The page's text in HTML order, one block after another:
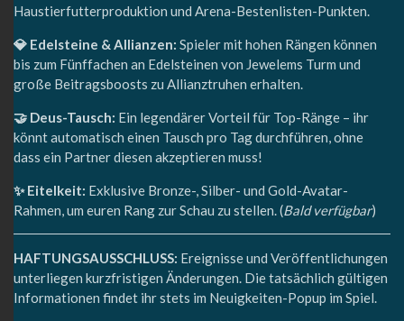
Haustierfutterproduktion und Arena-Bestenlisten-Punkten.
💎 Edelsteine & Allianzen: Spieler mit hohen Rängen können
bis zum Fünffachen an Edelsteinen von Jewelems Turm und
große Beitragsboosts zu Allianztruhen erhalten.
🤝 Deus-Tausch: Ein legendärer Vorteil für Top-Ränge – ihr
könnt automatisch einen Tausch pro Tag durchführen, ohne
dass ein Partner diesen akzeptieren muss!
✨ Eitelkeit: Exklusive Bronze-, Silber- und Gold-Avatar-
Rahmen, um euren Rang zur Schau zu stellen. (Bald verfügbar)
HAFTUNGSAUSSCHLUSS: Ereignisse und Veröffentlichungen
unterliegen kurzfristigen Änderungen. Die tatsächlich gültigen
Informationen findet ihr stets im Neuigkeiten-Popup im Spiel.